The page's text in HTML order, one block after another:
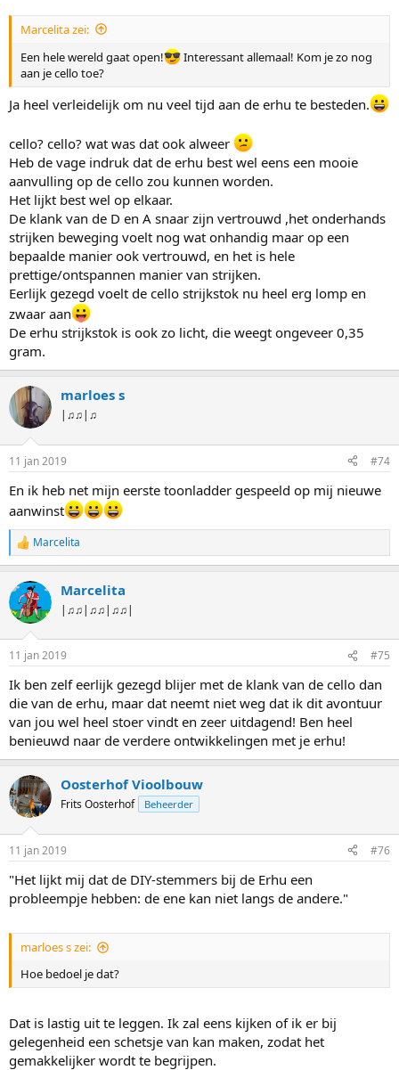
Marcelita zei:
Een hele wereld gaat open!
Interessant allemaal! Kom je zo nog
aan je cello toe?
Ja heel verleidelijk om nu veel tijd aan de erhu te besteden.
cello? cello? wat was dat ook alweer
Heb de vage indruk dat de erhu best wel eens een mooie
aanvulling op de cello zou kunnen worden.
Het lijkt best wel op elkaar.
De klank van de D en A snaar zijn vertrouwd ,het onderhands
strijken beweging voelt nog wat onhandig maar op een
bepaalde manier ook vertrouwd, en het is hele
prettige/ontspannen manier van strijken.
Eerlijk gezegd voelt de cello strijkstok nu heel erg lomp en
zwaar aan
De erhu strijkstok is ook zo licht, die weegt ongeveer 0,35
gram.
marloes s
|♫♫|♫
11 jan 2019 #74
En ik heb net mijn eerste toonladder gespeeld op mij nieuwe
aanwinst
W
a
r
d
e
n
e
n
:
Marcelita
Marcelita
|♫♫|♫♫|♫♫|
11 jan 2019 #75
Ik ben zelf eerlijk gezegd blijer met de klank van de cello dan
die van de erhu, maar dat neemt niet weg dat ik dit avontuur
van jou wel heel stoer vindt en zeer uitdagend! Ben heel
benieuwd naar de verdere ontwikkelingen met je erhu!
Oosterhof Vioolbouw
Frits Oosterhof Beheerder
11 jan 2019 #76
"Het lijkt mij dat de DIY-stemmers bij de Erhu een
probleempje hebben: de ene kan niet langs de andere."
marloes s zei:
Hoe bedoel je dat?
Dat is lastig uit te leggen. Ik zal eens kijken of ik er bij
gelegenheid een schetsje van kan maken, zodat het
gemakkelijker wordt te begrijpen.